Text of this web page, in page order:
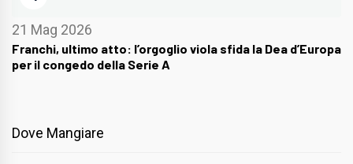
21 Mag 2026
Franchi, ultimo atto: l’orgoglio viola sfida la Dea d’Europa
per il congedo della Serie A
Dove Mangiare